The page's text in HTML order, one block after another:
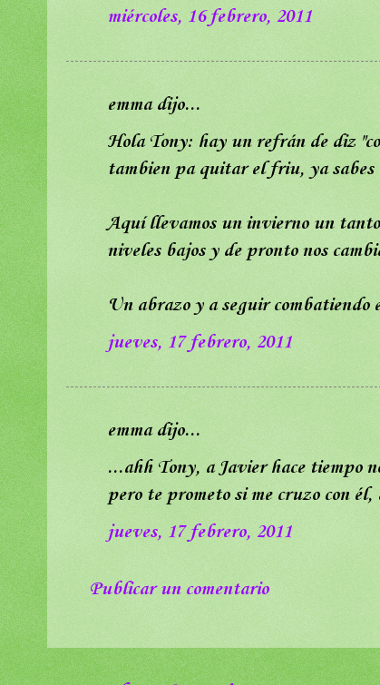
miércoles, 16 febrero, 2011
emma dijo...
Hola Tony: hay un refrán de diz
tambien pa quitar el friu, ya
Aquí llevamos un invierno un
niveles bajos y de pronto nos
Un abrazo y a seguir
jueves, 17 febrero, 2011
emma dijo...
...ahh Tony, a Javier hace tiempo
pero te prometo si me cruzo con
jueves, 17 febrero, 2011
Publicar un comentario